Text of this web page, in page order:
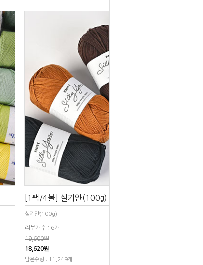
[1팩/4볼] 실키얀(100g)
실키얀(100g)
리뷰개수 : 6개
19,600원
18,620원
남은수량 : 11,249개